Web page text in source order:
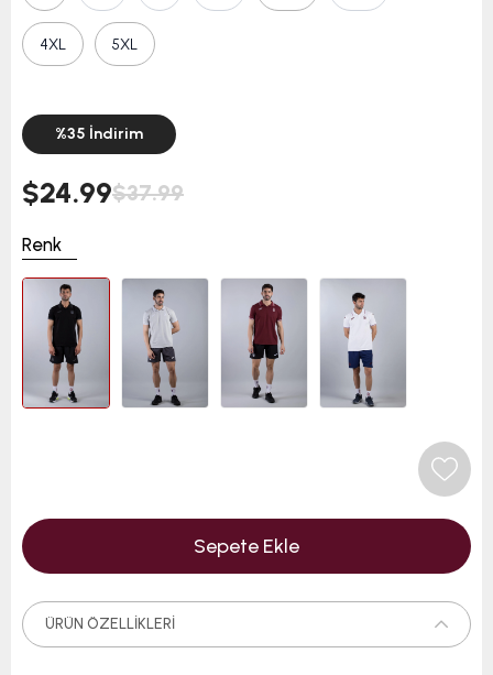
4XL 5XL
%35 İndirim
$37.99
$24.99
Renk
ÜRÜN ÖZELLIKLERI